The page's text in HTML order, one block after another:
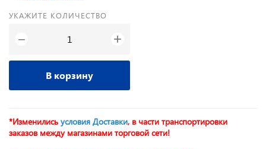
УКАЖИТЕ КОЛИЧЕСТВО
− +
В корзину
*Изменились условия Доставки, в части транспортировки
заказов между магазинами торговой сети!